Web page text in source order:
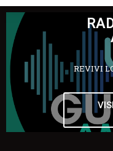
REVIVI